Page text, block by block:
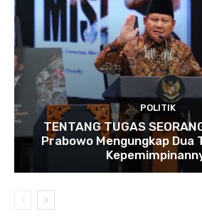
POLITIK
TENTANG TUGAS
Prabowo Mengungkap Dua